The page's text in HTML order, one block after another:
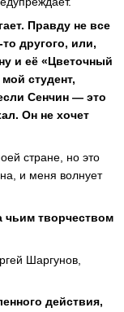
Правду не все
то другого, или,
и её «Цветочный
студент,
Сенчин — это
Он не хочет
стране, но это
и меня волнует
чьим творчеством
Шаргунов,
действия,